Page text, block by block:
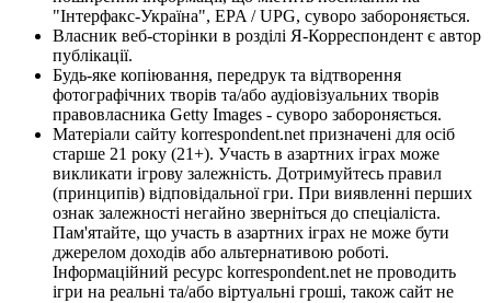
"Інтерфакс-Україна", EPA / UPG, суворо забороняється.
Власник веб-сторінки в розділі Я-Корреспондент є автор
публікації.
Будь-яке копіювання, передрук та відтворення
фотографічних творів та/або аудіовізуальних творів
правовласника Getty Images - суворо забороняється.
Матеріали сайту korrespondent.net призначені для осіб
старше 21 року (21+). Участь в азартних іграх може
викликати ігрову залежність. Дотримуйтесь правил
(принципів) відповідальної гри. При виявленні перших
ознак залежності негайно зверніться до спеціаліста.
Пам'ятайте, що участь в азартних іграх не може бути
джерелом доходів або альтернативою роботі.
Інформаційний ресурс korrespondent.net не проводить
ігри на реальні та/або віртуальні гроші, також сайт не